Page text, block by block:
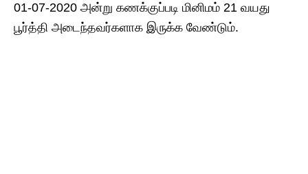
01-07-2020 அன்று கணக்குப்படி மினிமம் 21 வயது
பூர்த்தி அடைந்தவர்களாக​ இருக்க​ வேண்டும்.